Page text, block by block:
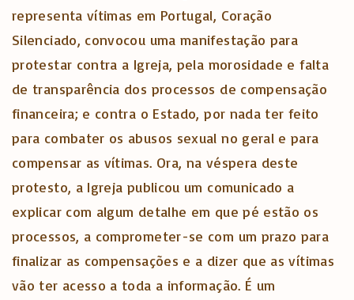
representa vítimas em Portugal, Coração
Silenciado, convocou uma manifestação para
protestar contra a Igreja, pela morosidade e falta
de transparência dos processos de compensação
financeira; e contra o Estado, por nada ter feito
para combater os abusos sexual no geral e para
compensar as vítimas. Ora, na véspera deste
protesto, a Igreja publicou um comunicado a
explicar com algum detalhe em que pé estão os
processos, a comprometer-se com um prazo para
finalizar as compensações e a dizer que as vítimas
vão ter acesso a toda a informação. É um